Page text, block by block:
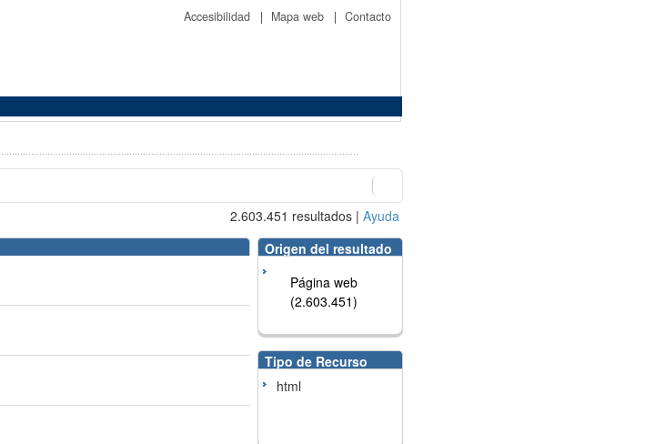
Accesibilidad | Mapa web | Contacto
2.603.451 resultados | Ayuda
Origen del resultado
Página web
(2.603.451)
Tipo de Recurso
html